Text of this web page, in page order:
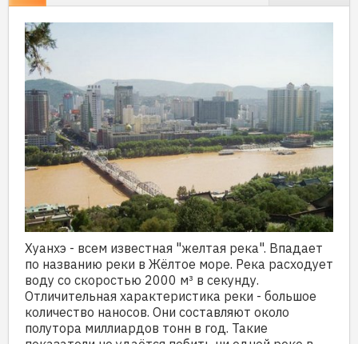
Хуанхэ - всем известная "желтая река". Впадает
по названию реки в Жёлтое море. Река расходует
воду со скоростью 2000 м³ в секунду.
Отличительная характеристика реки - большое
количество наносов. Они составляют около
полутора миллиардов тонн в год. Такие